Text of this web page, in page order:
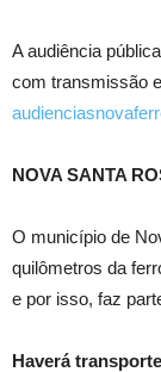
A audiência
com transmissão
NOVA SANTA
O município de
quilômetros da
e por isso, faz
Haverá